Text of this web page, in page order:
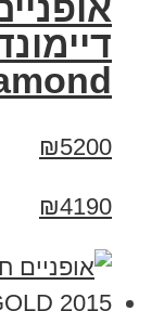
₪5200
₪4190